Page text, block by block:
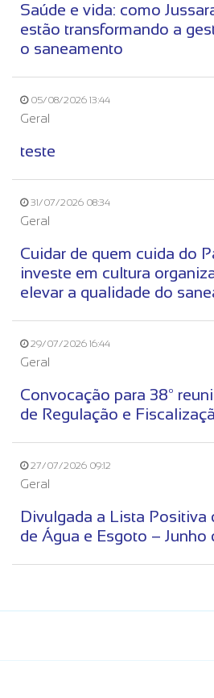
Saúde e vida: como
estão transformando a
o saneamento
05/08/2026 13:44
Geral
teste
31/07/2026 08:34
Geral
Cuidar de quem cuida do
investe em cultura
elevar a qualidade do
29/07/2026 16:44
Geral
Convocação para 38º
de Regulação e
27/07/2026 09:12
Geral
Divulgada a Lista Positiva
de Água e Esgoto –